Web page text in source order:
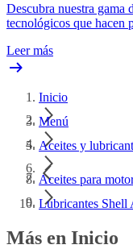
Descubra nuestra gama
tecnológicos que hacen
Leer más
Inicio
Menú
Aceites y
Aceites para
Lubricantes Shell
Más en Inicio